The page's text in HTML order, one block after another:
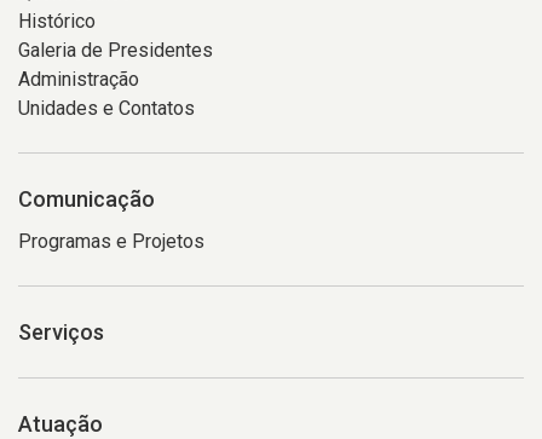
Histórico
Galeria de Presidentes
Administração
Unidades e Contatos
Comunicação
Programas e Projetos
Serviços
Atuação